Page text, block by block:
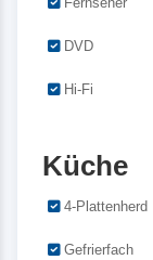
DVD
Hi-Fi
Küche
4-Plattenherd
Gefrierfach